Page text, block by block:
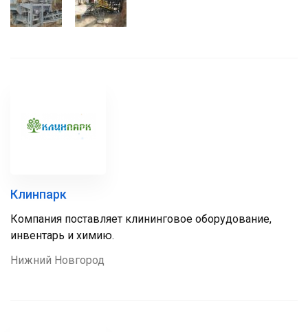
Клинпарк
Компания поставляет клининговое оборудование,
инвентарь и химию.
Нижний Новгород